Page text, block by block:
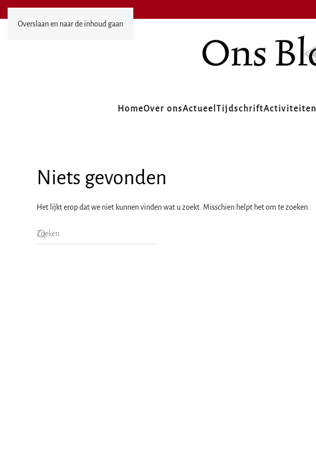
Overslaan en naar de inhoud gaan
HomeOver onsActueel TijdschriftActiviteiten
Niets gevonden
Het lijkt erop dat we niet kunnen vinden wat u zoekt. Misschien helpt het om te zoeken.